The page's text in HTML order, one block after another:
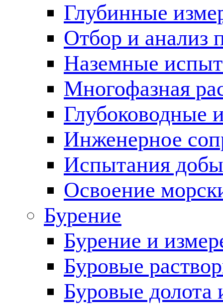
Глубинные
Отбор и анализ
Наземные
Многофазная
Глубоководные
Инженерное
Испытания
Освоение
Бурение
Бурение и
Буровые
Буровые долота